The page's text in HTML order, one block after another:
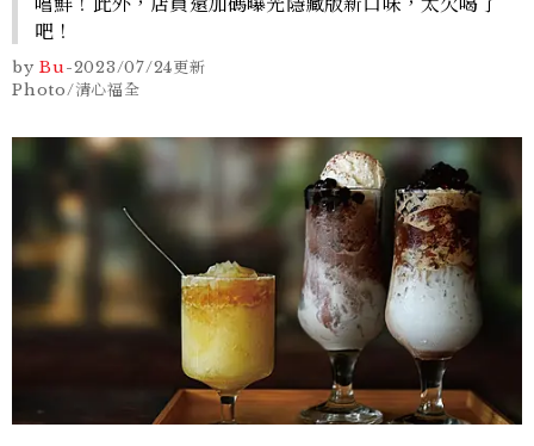
吧！
by Bu-2023/07/24更新
Photo/清心福全